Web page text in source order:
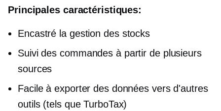
Principales caractéristiques:
Encastré la gestion des stocks
Suivi des commandes à partir de plusieurs
sources
Facile à exporter des données vers d'autres
outils (tels que TurboTax)